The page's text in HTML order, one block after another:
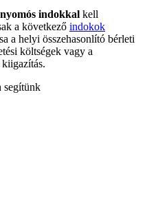
indokkal kell
a következő indokok
a helyi összehasonlító bérleti
költségek vagy a
segítünk